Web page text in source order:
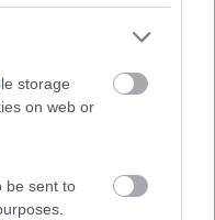
storage
on web or
be sent to
sopra all'ampio